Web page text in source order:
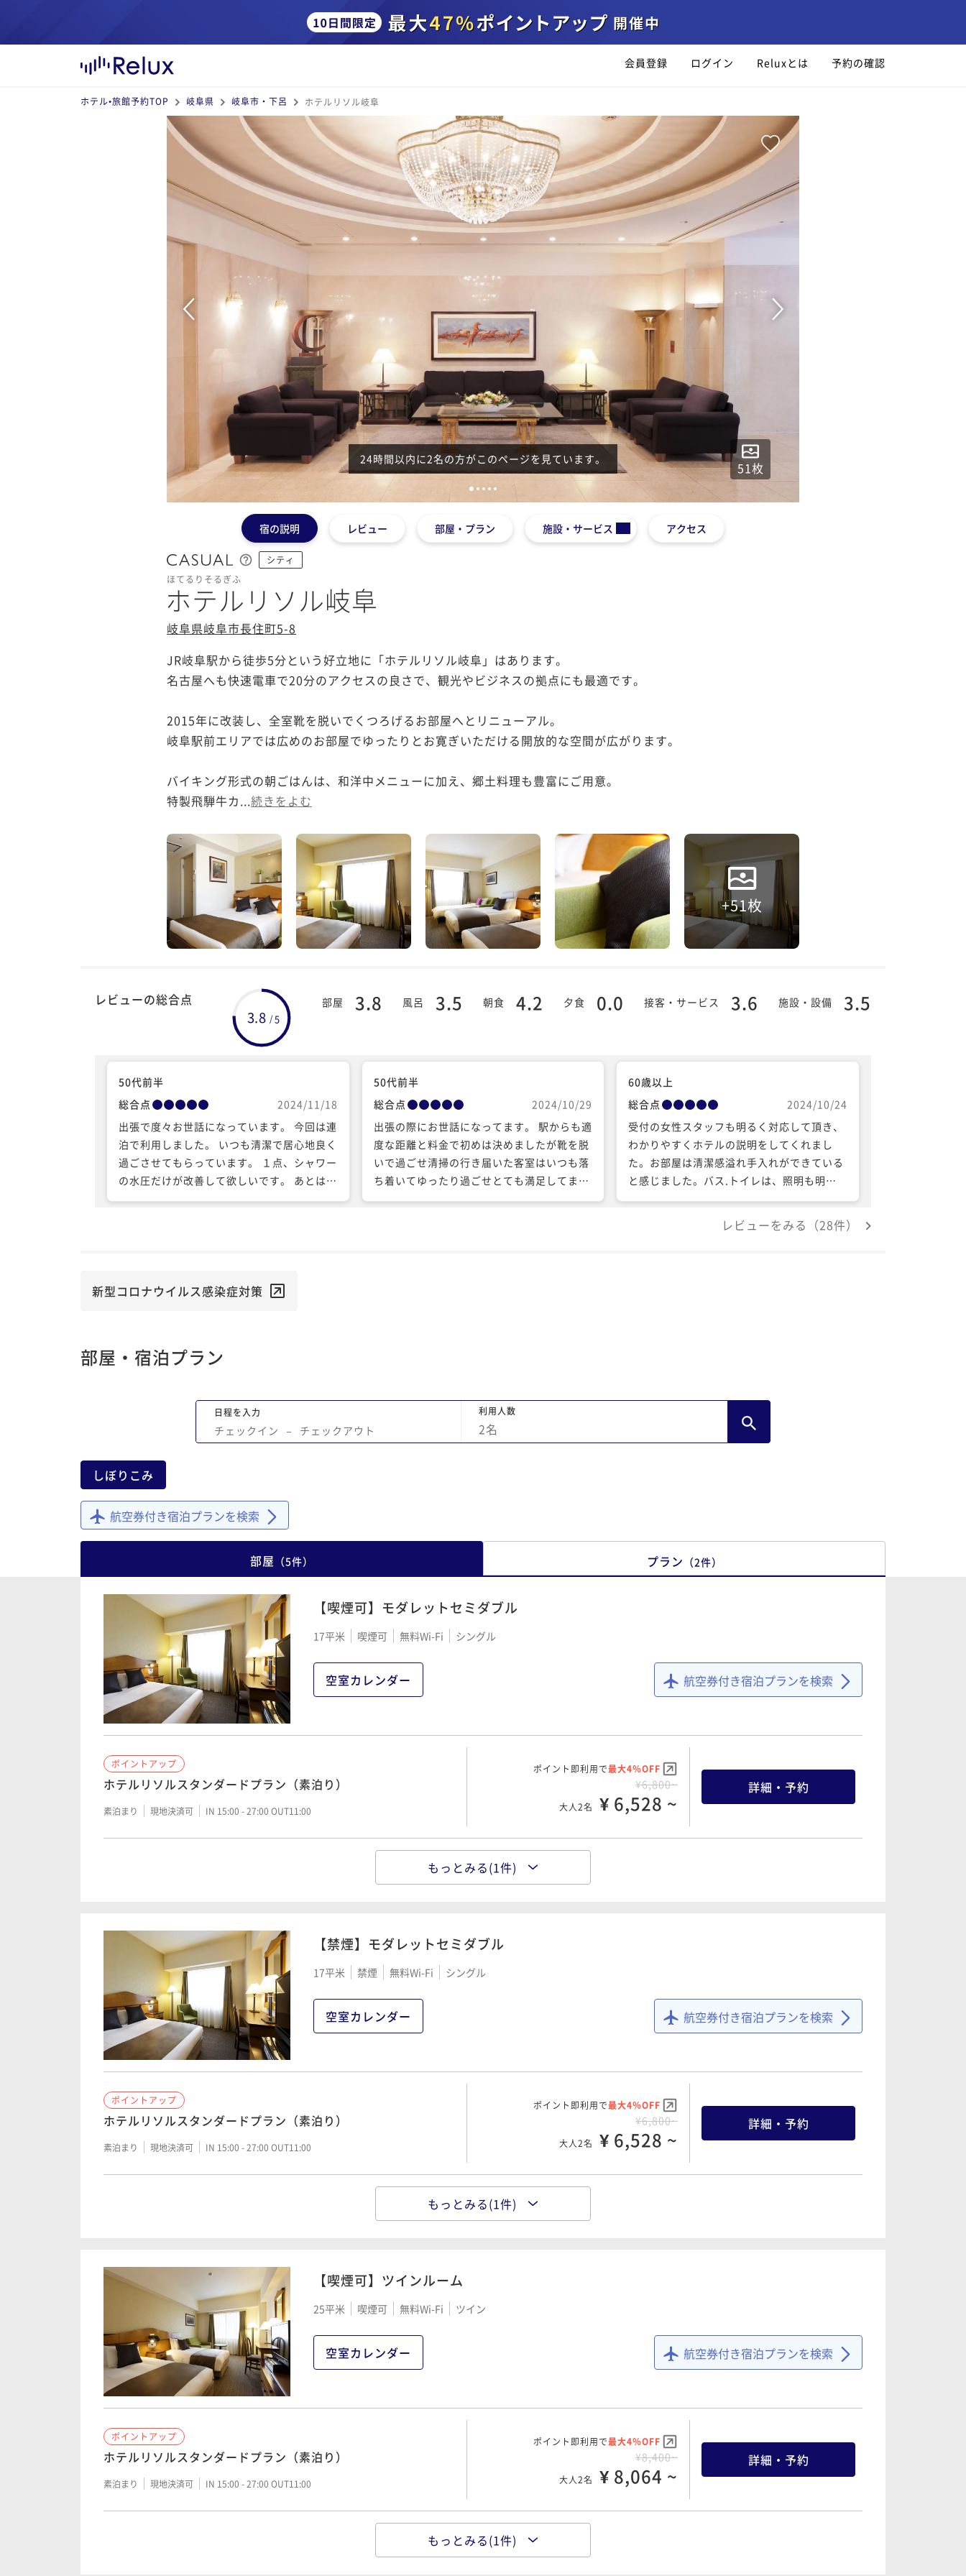
会員登録 ログイン Reluxとは 予約の確認
ホテル•旅館予約TOP 岐阜県 岐阜市・下呂 ホテルリソル岐阜
24時間以内に2名の方がこのページを見ています。
51枚
1 2 3 4 5
宿の説明 レビュー 部屋・プラン 施設・サービス アクセス
シティ
ほてるりそるぎふ
ホテルリソル岐阜
岐阜県岐阜市長住町5-8
JR岐阜駅から徒歩5分という好立地に「ホテルリソル岐阜」はあります。
名古屋へも快速電車で20分のアクセスの良さで、観光やビジネスの拠点にも最適です。
2015年に改装し、全室靴を脱いでくつろげるお部屋へとリニューアル。
岐阜駅前エリアでは広めのお部屋でゆったりとお寛ぎいただける開放的な空間が広がります。
バイキング形式の朝ごはんは、和洋中メニューに加え、郷土料理も豊富にご用意。
特製飛騨牛カ...続きをよむ
+51枚
レビューの総合点
3.8 /5
部屋 3.8 風呂 3.5 朝食 4.2 夕食 0.0 接客・サービス 3.6 施設・設備 3.5
50代前半
総合点
2024/11/18
出張で度々お世話になっています。 今回は連
泊で利用しました。 いつも清潔で居心地良く
過ごさせてもらっています。 １点、シャワー
の水圧だけが改善して欲しいです。 あとは満
点です。
50代前半
総合点
2024/10/29
出張の際にお世話になってます。 駅からも適
度な距離と料金で初めは決めましたが靴を脱
いで過ごせ清掃の行き届いた客室はいつも落
ち着いてゆったり過ごせとても満足してま
す。
60歳以上
総合点
2024/10/24
受付の女性スタッフも明るく対応して頂き、
わかりやすくホテルの説明をしてくれまし
た。お部屋は清潔感溢れ手入れができている
と感じました。バス.トイレは、照明も明る
く使いやすかったです。次回も、是非お世話
レビューをみる（28件）
新型コロナウイルス感染症対策
部屋・宿泊プラン
日程を入力
チェックイン − チェックアウト
利用人数
2名
しぼりこみ
航空券付き宿泊プランを検索
部屋 （5件） プラン （2件）
【喫煙可】モダレットセミダブル
17平米 喫煙可 無料Wi-Fi シングル
空室カレンダー 航空券付き宿泊プランを検索
ポイントアップ
ホテルリソルスタンダードプラン（素泊り）
素泊まり 現地決済可 IN 15:00 - 27:00 OUT11:00
ポイント即利用で最大4％OFF
¥6,800~
大人2名 ¥ 6,528 ~
詳細・予約
【宿の日】ホテルリソルスタンダードプラン（朝食付）
ポイント即利用で
もっとみる(1件)
【禁煙】モダレットセミダブル
17平米 禁煙 無料Wi-Fi シングル
空室カレンダー 航空券付き宿泊プランを検索
ポイントアップ
ホテルリソルスタンダードプラン（素泊り）
素泊まり 現地決済可 IN 15:00 - 27:00 OUT11:00
ポイント即利用で最大4％OFF
¥6,800~
大人2名 ¥ 6,528 ~
詳細・予約
【宿の日】ホテルリソルスタンダードプラン（朝食付）
ポイント即利用で
もっとみる(1件)
【喫煙可】ツインルーム
25平米 喫煙可 無料Wi-Fi ツイン
空室カレンダー 航空券付き宿泊プランを検索
ポイントアップ
ホテルリソルスタンダードプラン（素泊り）
素泊まり 現地決済可 IN 15:00 - 27:00 OUT11:00
ポイント即利用で最大4％OFF
¥8,400~
大人2名 ¥ 8,064 ~
詳細・予約
【宿の日】ホテルリソルスタンダードプラン（朝食付）
ポイント即利用で
もっとみる(1件)